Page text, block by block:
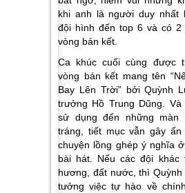
khi anh là người duy nhất
đội hình đến top 6 và có 2
vòng bán kết.
Ca khúc cuối cùng được
vòng bán kết mang tên
Bay Lên Trời” bởi Quỳnh
trưởng Hồ Trung Dũng. Và
sử dụng đến những màn
tráng, tiết mục vẫn gây
chuyện lồng ghép ý nghĩa
bài hát. Nếu các đội
hương, đất nước, thì
tưởng việc tự hào về